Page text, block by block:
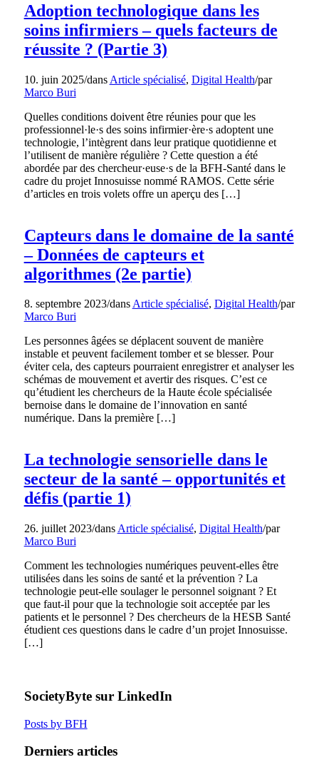
Adoption technologique dans les
soins infirmiers – quels facteurs de
réussite ? (Partie 3)
10. juin 2025/dans Article spécialisé, Digital Health/par
Marco Buri
Quelles conditions doivent être réunies pour que les
professionnel·le·s des soins infirmier·ère·s adoptent une
technologie, l’intègrent dans leur pratique quotidienne et
l’utilisent de manière régulière ? Cette question a été
abordée par des chercheur·euse·s de la BFH-Santé dans le
cadre du projet Innosuisse nommé RAMOS. Cette série
d’articles en trois volets offre un aperçu des […]
Capteurs dans le domaine de la santé
– Données de capteurs et
algorithmes (2e partie)
8. septembre 2023/dansArticle spécialisé, Digital Health/par
Marco Buri
Les personnes âgées se déplacent souvent de manière
instable et peuvent facilement tomber et se blesser. Pour
éviter cela, des capteurs pourraient enregistrer et analyser les
schémas de mouvement et avertir des risques. C’est ce
qu’étudient les chercheurs de la Haute école spécialisée
bernoise dans le domaine de l’innovation en santé
numérique. Dans la première […]
La technologie sensorielle dans le
secteur de la santé – opportunités et
défis (partie 1)
26. juillet 2023/dans Article spécialisé, Digital Health/par
Marco Buri
Comment les technologies numériques peuvent-elles être
utilisées dans les soins de santé et la prévention ? La
technologie peut-elle soulager le personnel soignant ? Et
que faut-il pour que la technologie soit acceptée par les
patients et le personnel ? Des chercheurs de la HESB Santé
étudient ces questions dans le cadre d’un projet Innosuisse.
[…]
SocietyByte sur LinkedIn
Posts by BFH
Derniers articles